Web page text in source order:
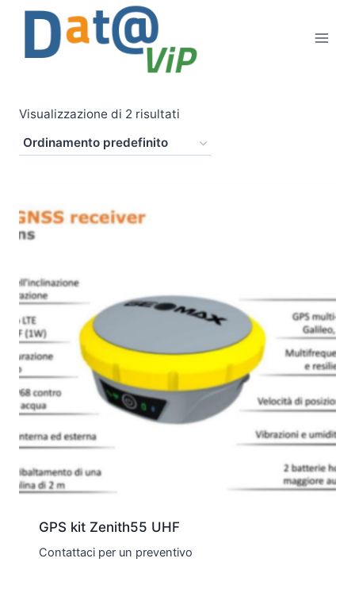
Salta
contenuto
Visualizzazione di 2 risultati
GPS kit Zenith55 UHF
Contattaci per un preventivo